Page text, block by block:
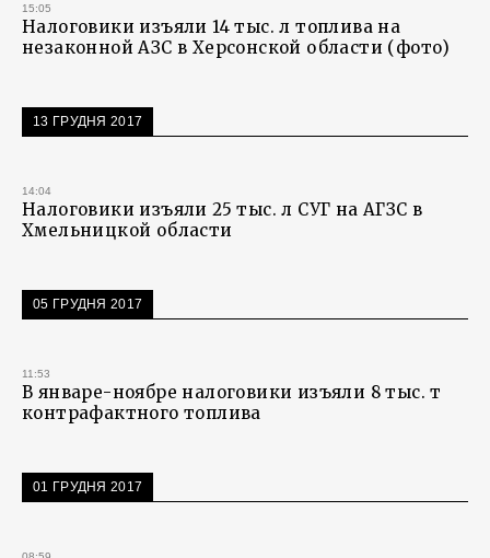
15:05
Налоговики изъяли 14 тыс. л топлива на
незаконной АЗС в Херсонской области (фото)
13 ГРУДНЯ 2017
14:04
Налоговики изъяли 25 тыс. л СУГ на АГЗС в
Хмельницкой области
05 ГРУДНЯ 2017
11:53
В январе-ноябре налоговики изъяли 8 тыс. т
контрафактного топлива
01 ГРУДНЯ 2017